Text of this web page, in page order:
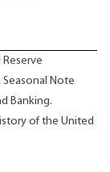
Reserve
Note
Banking.
of the United